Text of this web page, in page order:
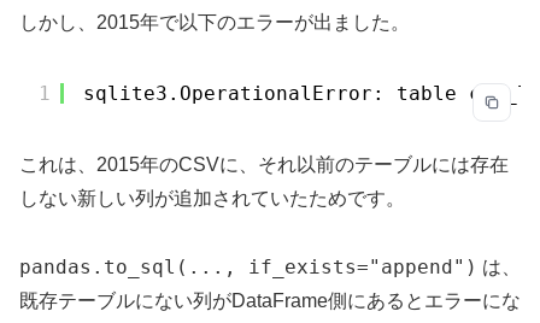
しかし、2015年で以下のエラーが出ました。
1 sqlite3.OperationalError: table
これは、2015年のCSVに、それ以前のテーブルには存在
しない新しい列が追加されていたためです。
pandas.to_sql(..., if_exists="append") は、
既存テーブルにない列がDataFrame側にあるとエラーにな